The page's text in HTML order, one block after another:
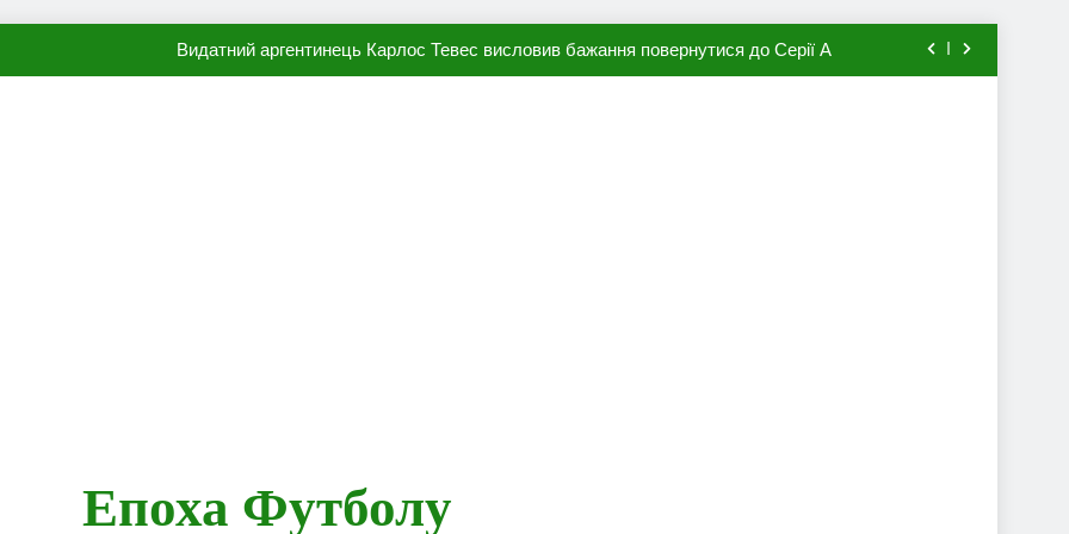
Видатний аргентинець Карлос Тевес висловив бажання повернутися до Серії А
Епоха Футболу